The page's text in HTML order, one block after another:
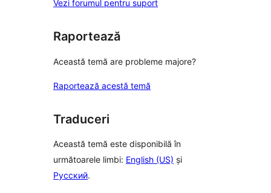
Vezi forumul pentru suport
Raportează
Această temă are probleme majore?
Raportează acestă temă
Traduceri
Această temă este disponibilă în
următoarele limbi: English (US) și
Русский.